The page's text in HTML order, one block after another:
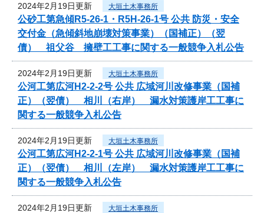
2024年2月19日更新 大垣土木事務所
公砂工第急傾R5-26-1・R5H-26-1号 公共 防災・安全
交付金（急傾斜地崩壊対策事業）（国補正）（翌
債） 祖父谷 擁壁工工事に関する一般競争入札公告
2024年2月19日更新 大垣土木事務所
公河工第広河H2-2-2号 公共 広域河川改修事業（国補
正）（翌債） 相川（右岸） 漏水対策護岸工工事に
関する一般競争入札公告
2024年2月19日更新 大垣土木事務所
公河工第広河H2-2-1号 公共 広域河川改修事業（国補
正）（翌債） 相川（左岸） 漏水対策護岸工工事に
関する一般競争入札公告
2024年2月19日更新 大垣土木事務所